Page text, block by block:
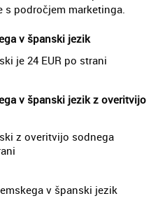
področjem marketinga.
v španski jezik
je 24 EUR po strani
v španski jezik z overitvijo
z overitvijo sodnega
v španski jezik